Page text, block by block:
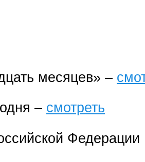
месяцев» –
– смотреть